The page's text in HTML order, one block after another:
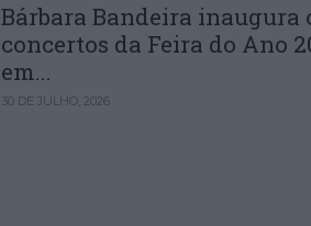
Bárbara Bandeira inaugura
concertos da Feira do Ano
em...
30 DE JULHO, 2026